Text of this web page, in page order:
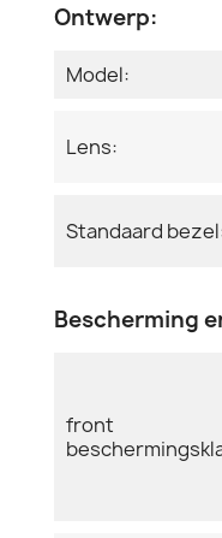
Ontwerp:
Model:
Lens:
Standaard
Bescherming
front